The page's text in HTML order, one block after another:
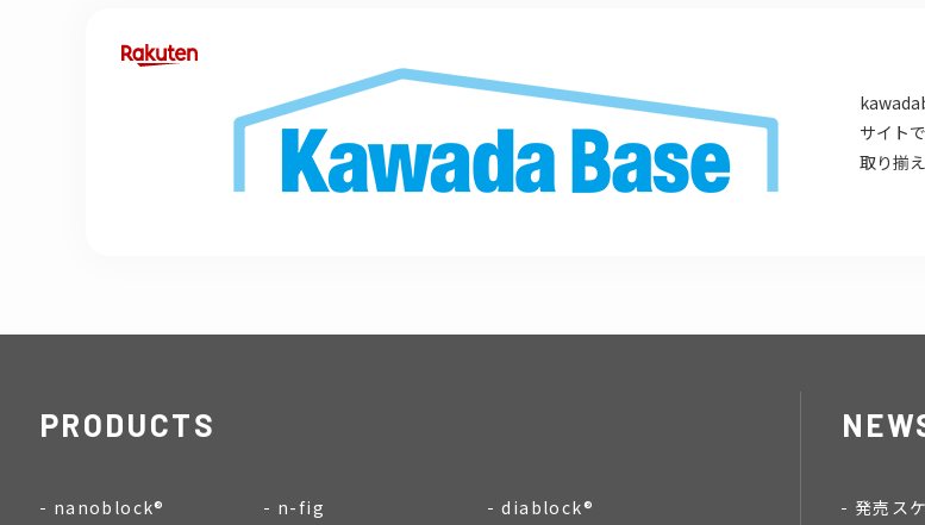
サイト
取り揃
PRODUCTS
nanoblock® n-fig diablock® 発売ス